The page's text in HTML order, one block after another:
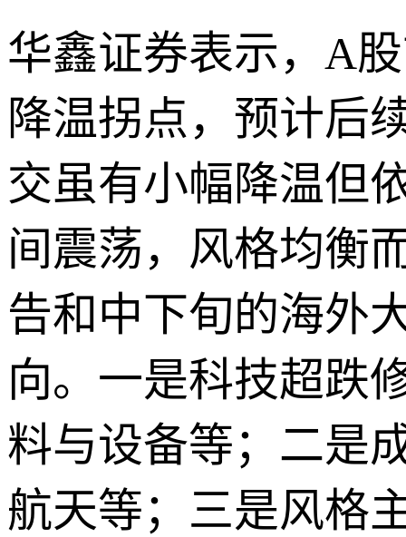
华鑫证券表示，A
降温拐点，预计后
交虽有小幅降温但
间震荡，风格均衡
告和中下旬的海外
向。一是科技超跌
料与设备等；二是
航天等；三是风格